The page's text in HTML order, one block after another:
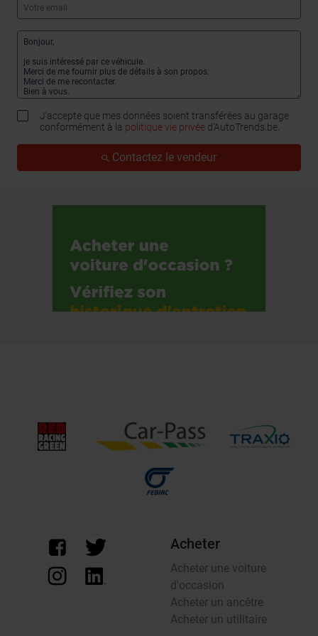
J'accepte que mes données soient transférées au garage
conformément à la politique vie privée d’AutoTrends.be.
Contactez le vendeur
Acheter
Acheter une voiture
d'occasion
Acheter un ancêtre
Acheter un utilitaire